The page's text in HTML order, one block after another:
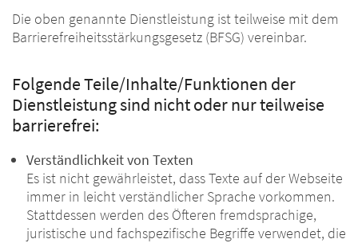
Die oben genannte Dienstleistung ist teilweise mit dem
Barrierefreiheitsstärkungsgesetz (BFSG) vereinbar.
Folgende Teile/Inhalte/Funktionen der
Dienstleistung sind nicht oder nur teilweise
barrierefrei:
Verständlichkeit von Texten
Es ist nicht gewährleistet, dass Texte auf der Webseite
immer in leicht verständlicher Sprache vorkommen.
Stattdessen werden des Öfteren fremdsprachige,
juristische und fachspezifische Begriffe verwendet, die